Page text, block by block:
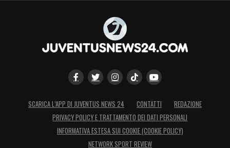
SCARICA L’APP DI JUVENTUS NEWS 24 CONTATTI
REDAZIONE
PRIVACY POLICY E TRATTAMENTO DEI DATI PERSONALI
INFORMATIVA ESTESA SUI COOKIE (COOKIE POLICY)
NETWORK SPORT REVIEW